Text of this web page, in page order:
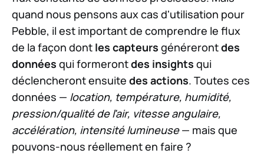
quand nous pensons aux cas d'utilisation pour
Pebble, il est important de comprendre le flux
de la façon dont les capteurs générerontdes
données qui formerontdes insights qui
déclencheront ensuite des actions. Toutes ces
données — location, température, humidité,
pression/qualité de l'air, vitesse angulaire,
accélération, intensité lumineuse— mais que
pouvons-nous réellement en faire ?